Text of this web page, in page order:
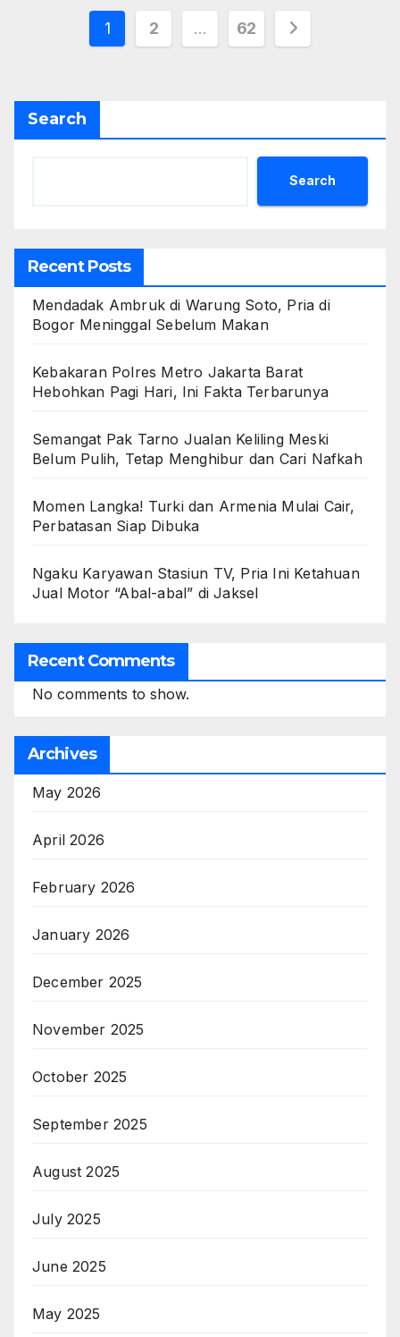
Posts
1 2 … 62
Search
Search
Recent Posts
Mendadak Ambruk di Warung Soto, Pria di
Bogor Meninggal Sebelum Makan
Kebakaran Polres Metro Jakarta Barat
Hebohkan Pagi Hari, Ini Fakta Terbarunya
Semangat Pak Tarno Jualan Keliling Meski
Belum Pulih, Tetap Menghibur dan Cari Nafkah
Momen Langka! Turki dan Armenia Mulai Cair,
Perbatasan Siap Dibuka
Ngaku Karyawan Stasiun TV, Pria Ini Ketahuan
Jual Motor “Abal-abal” di Jaksel
Recent Comments
No comments to show.
Archives
May 2026
April 2026
February 2026
January 2026
December 2025
November 2025
October 2025
September 2025
August 2025
July 2025
June 2025
May 2025